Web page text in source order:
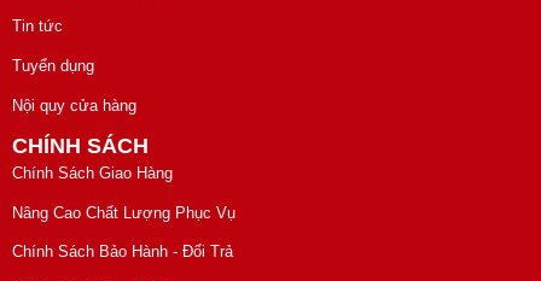
Tin tức
Tuyển dụng
Nội quy cửa hàng
CHÍNH SÁCH
Chính Sách Giao Hàng
Nâng Cao Chất Lượng Phục Vụ
Chính Sách Bảo Hành - Đổi Trả